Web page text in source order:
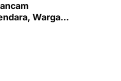
Warga